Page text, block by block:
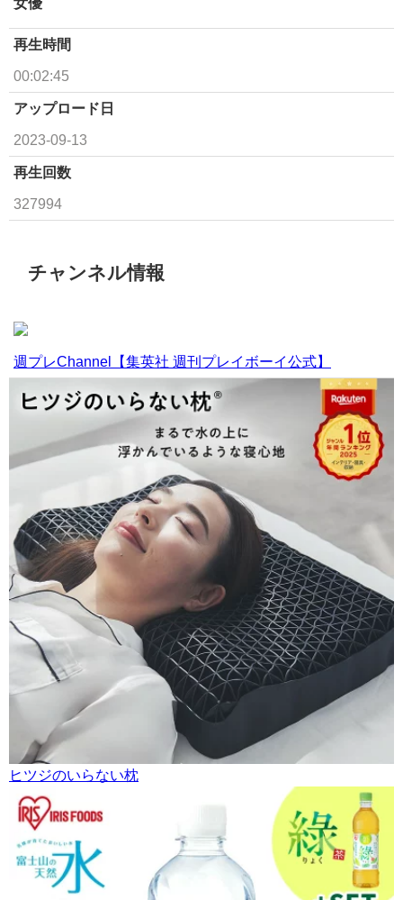
女優
再生時間
00:02:45
アップロード日
2023-09-13
再生回数
327994
チャンネル情報
週プレChannel【集英社 週刊プレイボーイ公式】
ヒツジのいらない枕